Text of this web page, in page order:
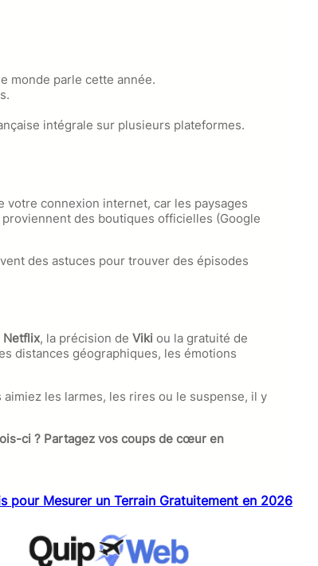
monde parle cette année.
intégrale sur plusieurs plateformes.
connexion internet, car les paysages
des boutiques officielles (Google
des astuces pour trouver des épisodes
Netflix, la précision de Viki ou la gratuité de
distances géographiques, les émotions
les larmes, les rires ou le suspense, il y
ci ? Partagez vos coups de cœur en
pour Mesurer un Terrain Gratuitement en 2026